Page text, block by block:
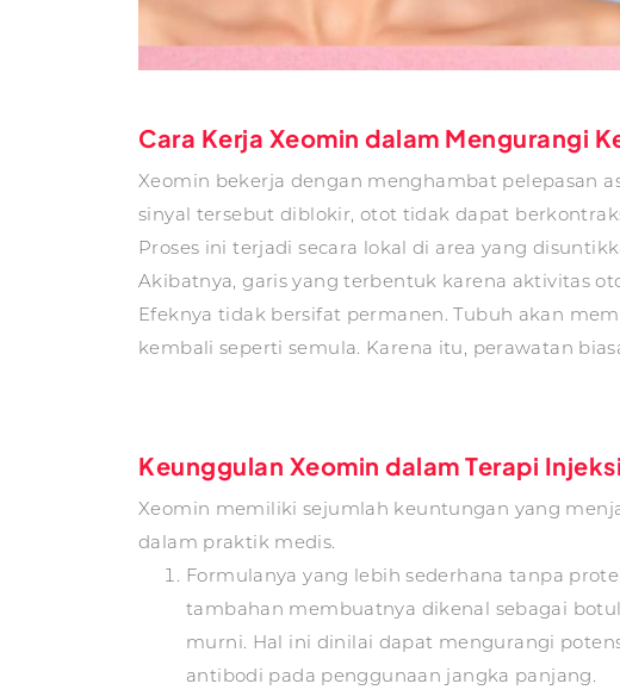
Cara Kerja Xeomin dalam Mengurangi
Xeomin bekerja dengan menghambat pelepasan
sinyal tersebut diblokir, otot tidak dapat
Proses ini terjadi secara lokal di area yang
Akibatnya, garis yang terbentuk karena aktivitas
Efeknya tidak bersifat permanen. Tubuh akan
kembali seperti semula. Karena itu, perawatan
Keunggulan Xeomin dalam Terapi
Xeomin memiliki sejumlah keuntungan yang
dalam praktik medis.
Formulanya yang lebih sederhana tanpa
tambahan membuatnya dikenal sebagai
murni. Hal ini dinilai dapat mengurangi
antibodi pada penggunaan jangka panjang.